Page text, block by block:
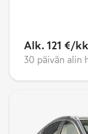
Alk. 121 €/kk
30 päivän alin